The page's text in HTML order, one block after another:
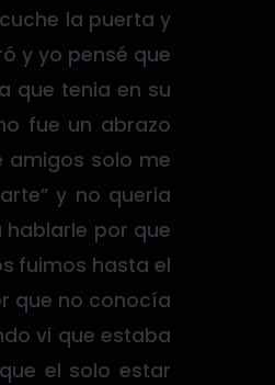
la puerta y
y yo pensé que
que tenia en su
fue un abrazo
amigos solo me
y no queria
hablarle por que
fuimos hasta el
que no conocía
vi que estaba
el solo estar